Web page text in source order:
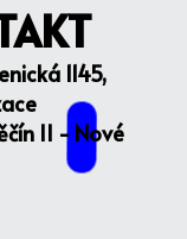
1145,
II - Nové